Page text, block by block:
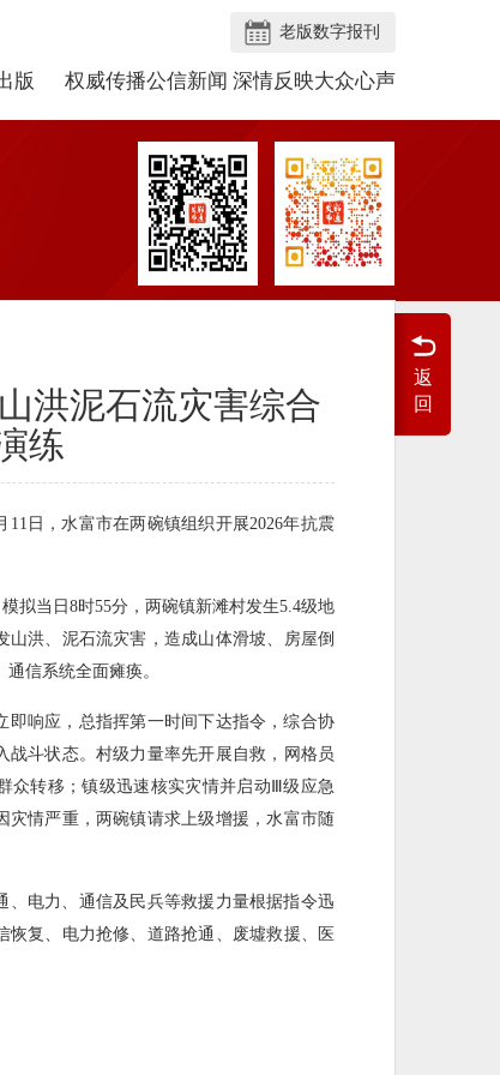
老版数字报刊
版 权威传播公信新闻 深情反映大众心声
返
回
洪泥石流灾害综合
练
日，水富市在两碗镇组织开展2026年抗震
拟当日8时55分，两碗镇新滩村发生5.4级地
洪、泥石流灾害，造成山体滑坡、房屋倒
信系统全面瘫痪。
响应，总指挥第一时间下达指令，综合协
战斗状态。村级力量率先开展自救，网格员
众转移；镇级迅速核实灾情并启动Ⅲ级应急
情严重，两碗镇请求上级增援，水富市随
电力、通信及民兵等救援力量根据指令迅
复、电力抢修、道路抢通、废墟救援、医